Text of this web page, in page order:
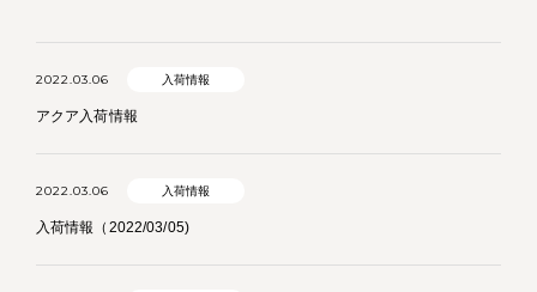
2022.03.06 入荷情報
アクア入荷情報
2022.03.06 入荷情報
入荷情報（2022/03/05)